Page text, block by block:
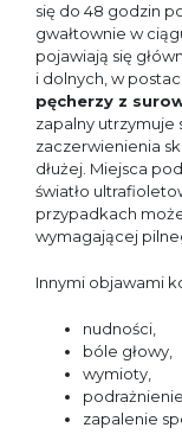
się do 48 godzin
gwałtownie w
pojawiają się
i dolnych, w
pęcherzy z
zapalny utrzymuje
zaczerwienienia
dłużej. Miejsca
światło
przypadkach
wymagającej
Innymi objawami
nudności,
bóle głowy,
wymioty,
zapalenie